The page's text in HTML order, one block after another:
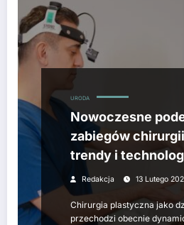
URODA
Nowoczesne
zabiegów
trendy i
Redakcja 13 Lutego
Chirurgia plastyczna jako
przechodzi obecnie